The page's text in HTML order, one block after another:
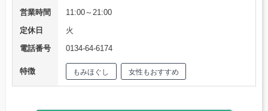
営業時間
11:00～21:00
定休日
火
電話番号
0134-64-6174
特徴 もみほぐし 女性もおすすめ